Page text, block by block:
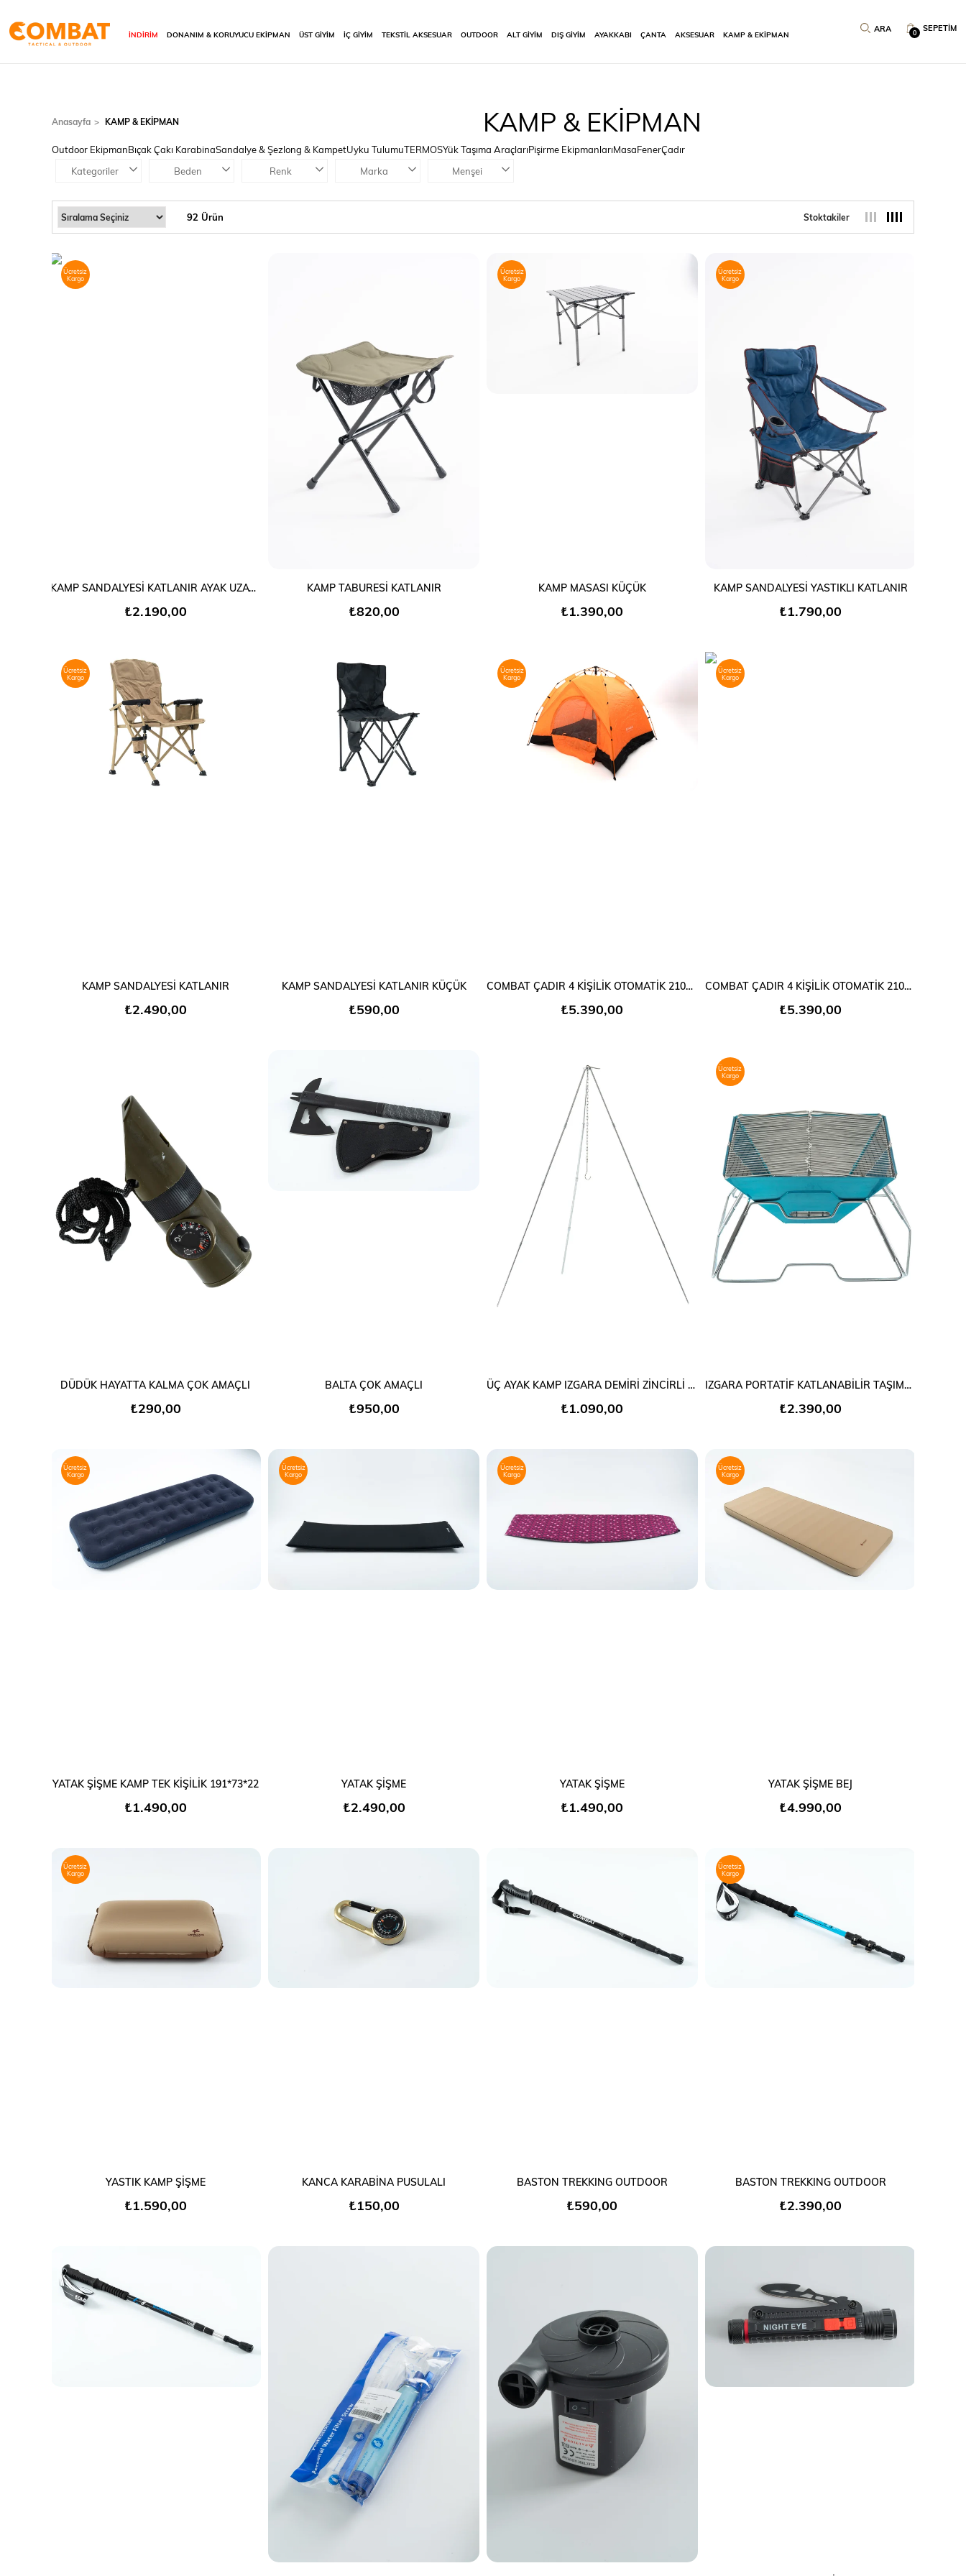
SEPETIM
0
İNDİRİM DONANIM & KORUYUCU EKİPMAN ÜST GİYİM İÇ GİYİM TEKSTİL AKSESUAR OUTDOOR ALT GİYİM DIŞ GİYİM AYAKKABI ÇANTA AKSESUAR KAMP & EKİPMAN
Anasayfa KAMP & EKİPMAN
Outdoor EkipmanBıçak Çakı KarabinaSandalye & Şezlong & KampetUyku TulumuTERMOSYük Taşıma AraçlarıPişirme EkipmanlarıMasaFenerÇadır
Kategoriler
Beden Renk Marka Menşei
Stoktakiler
92 Ürün
SEPETE EKLE
KAMP SANDALYESİ KATLANIR AYAK UZATMALI YASTIKLI
₺2.190,00
Ücretsiz
Kargo
SEPETE EKLE
KAMP TABURESİ KATLANIR
₺820,00
SEPETE EKLE
KAMP MASASI KÜÇÜK
₺1.390,00
Ücretsiz
Kargo
SEPETE EKLE
KAMP SANDALYESİ YASTIKLI KATLANIR
₺1.790,00
Ücretsiz
Kargo
SEPETE EKLE
KAMP SANDALYESİ KATLANIR
₺2.490,00
Ücretsiz
Kargo
SEPETE EKLE
KAMP SANDALYESİ KATLANIR KÜÇÜK
₺590,00
SEPETE EKLE
COMBAT ÇADIR 4 KİŞİLİK OTOMATİK 210x200x150
₺5.390,00
Ücretsiz
Kargo
SEPETE EKLE
COMBAT ÇADIR 4 KİŞİLİK OTOMATİK 210x200x150
₺5.390,00
Ücretsiz
Kargo
SEPETE EKLE
DÜDÜK HAYATTA KALMA ÇOK AMAÇLI
₺290,00
SEPETE EKLE
BALTA ÇOK AMAÇLI
₺950,00
SEPETE EKLE
ÜÇ AYAK KAMP IZGARA DEMİRİ ZİNCİRLİ TRİPOD
₺1.090,00
SEPETE EKLE
IZGARA PORTATİF KATLANABİLİR TAŞIMA ÇANTALI
₺2.390,00
Ücretsiz
Kargo
SEPETE EKLE
YATAK ŞİŞME KAMP TEK KİŞİLİK 191*73*22
₺1.490,00
Ücretsiz
Kargo
SEPETE EKLE
YATAK ŞİŞME
₺2.490,00
Ücretsiz
Kargo
SEPETE EKLE
YATAK ŞİŞME
₺1.490,00
Ücretsiz
Kargo
SEPETE EKLE
YATAK ŞİŞME BEJ
₺4.990,00
Ücretsiz
Kargo
SEPETE EKLE
YASTIK KAMP ŞİŞME
₺1.590,00
Ücretsiz
Kargo
SEPETE EKLE
KANCA KARABİNA PUSULALI
₺150,00
SEPETE EKLE
BASTON TREKKING OUTDOOR
₺590,00
SEPETE EKLE
BASTON TREKKING OUTDOOR
₺2.390,00
Ücretsiz
Kargo
KAMP & EKİPMAN